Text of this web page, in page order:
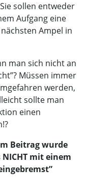
sollen entweder
Aufgang eine
Ampel in
man sich nicht an
Müssen immer
werden,
sollte man
einen
Beitrag wurde
mit einem